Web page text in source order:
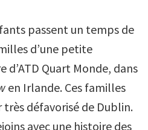
passent un temps de
d’une petite
Quart Monde, dans
en Irlande. Ces familles
défavorisé de Dublin.
avec une histoire des